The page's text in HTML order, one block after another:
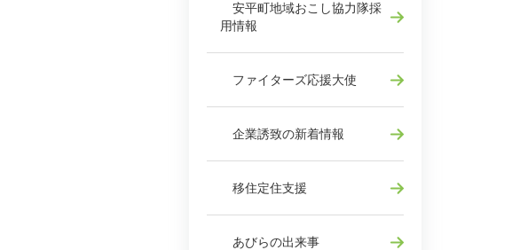
安平町地域おこし協力隊採
用情報
ファイターズ応援大使
企業誘致の新着情報
移住定住支援
あびらの出来事